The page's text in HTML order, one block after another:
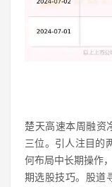
楚天高速本周融资
三位。引人注目的
何布局中长期操作
期选股技巧。股道